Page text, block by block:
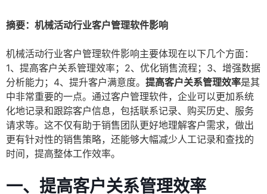
摘要：机械活动行业客户管理软件影响
机械活动行业客户管理软件影响主要体现在以下几个方面：
1、提高客户关系管理效率；2、优化销售流程；3、增强数据
分析能力；4、提升客户满意度。 提高客户关系管理效率是其
中非常重要的一点。通过客户管理软件，企业可以更加系统
化地记录和跟踪客户信息，包括联系记录、购买历史、服务
请求等。这不仅有助于销售团队更好地理解客户需求，做出
更有针对性的销售策略，还能够大幅减少人工记录和查找的
时间，提高整体工作效率。
一、提高客户关系管理效率